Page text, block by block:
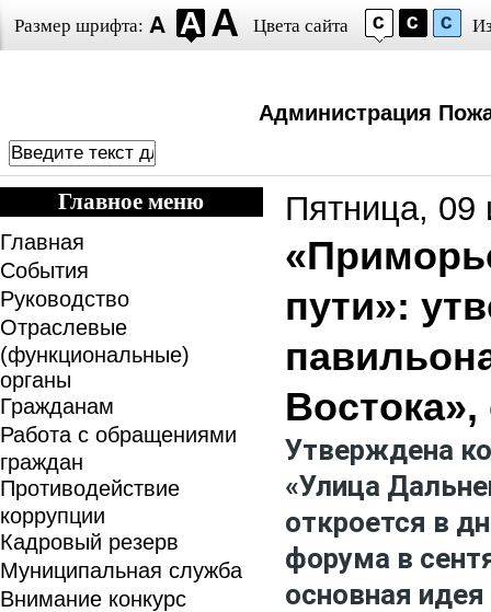
Размер шрифта: Цвета сайта
Администрация
Главное меню
Главная
События
Руководство
Отраслевые
(функциональные)
органы
Гражданам
Работа с обращениями
граждан
Противодействие
коррупции
Кадровый резерв
Муниципальная служба
Внимание конкурс
Пятница, 09
пути»:
Утверждена
«Улица
откроется в
форума в
основная